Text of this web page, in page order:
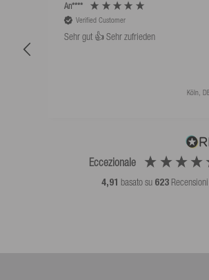
Eccezionale
4,91 basato su 623 Recensioni
An****
Verified Customer
Sehr gut 👍 Sehr zufrieden
Köln,